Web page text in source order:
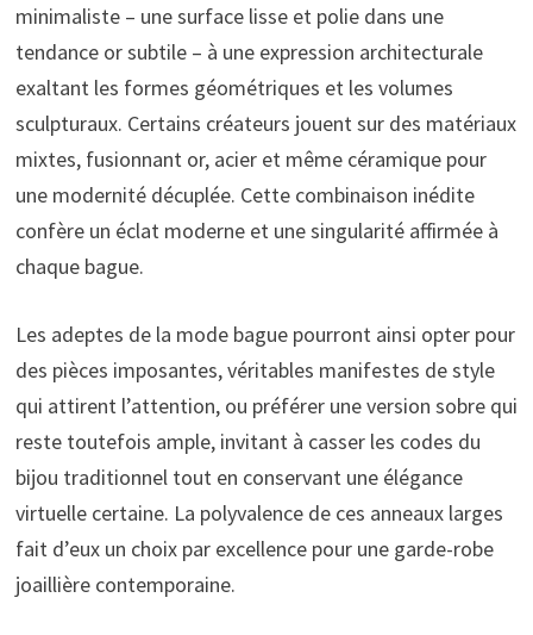
minimaliste – une surface lisse et polie dans une
tendance or subtile – à une expression architecturale
exaltant les formes géométriques et les volumes
sculpturaux. Certains créateurs jouent sur des matériaux
mixtes, fusionnant or, acier et même céramique pour
une modernité décuplée. Cette combinaison inédite
confère un éclat moderne et une singularité affirmée à
chaque bague.
Les adeptes de la mode bague pourront ainsi opter pour
des pièces imposantes, véritables manifestes de style
qui attirent l’attention, ou préférer une version sobre qui
reste toutefois ample, invitant à casser les codes du
bijou traditionnel tout en conservant une élégance
virtuelle certaine. La polyvalence de ces anneaux larges
fait d’eux un choix par excellence pour une garde-robe
joaillière contemporaine.